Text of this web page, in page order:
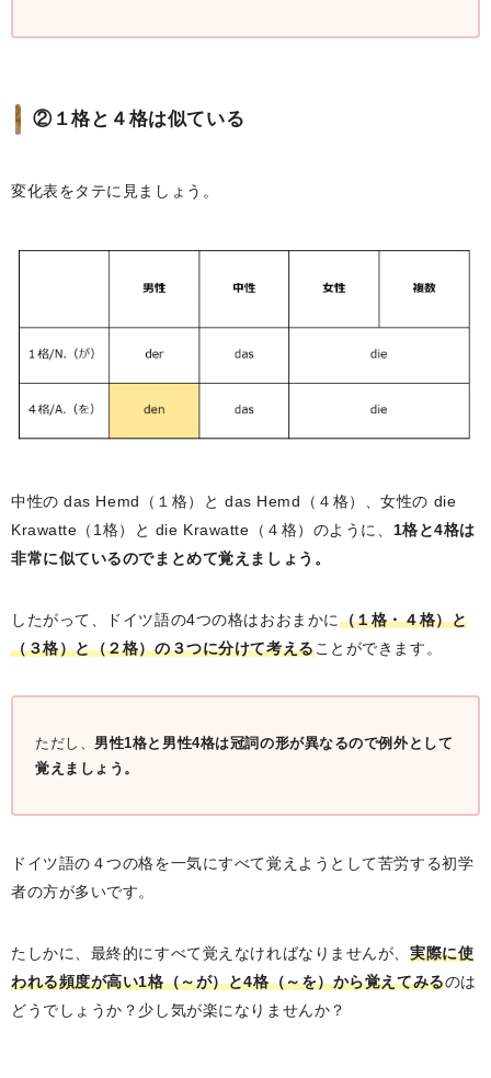
②１格と４格は似ている
変化表をタテに見ましょう。
中性の das Hemd（１格）と das Hemd（４格）、女性の die
Krawatte（1格）と die Krawatte（４格）のように、 1格と4格は
非常に似ているのでまとめて覚えましょう。
したがって、ドイツ語の4つの格はおおまかに（１格・４格）と
（３格）と（２格）の３つに分けて考えることができます。
ただし、 男性1格と男性4格は冠詞の形が異なるので例外として
覚えましょう。
ドイツ語の４つの格を一気にすべて覚えようとして苦労する初学
者の方が多いです。
たしかに、最終的にすべて覚えなければなりませんが、 実際に使
われる頻度が高い1格（～が）と4格（～を）から覚えてみるのは
どうでしょうか？少し気が楽になりませんか？